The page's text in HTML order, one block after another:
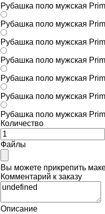
Рубашка поло мужская
Рубашка поло мужская
Рубашка поло мужская
Рубашка поло мужская
Рубашка поло мужская
Рубашка поло мужская
Рубашка поло мужская
Количество
Файлы
Вы можете прикрепить
Комментарий к заказу
Описание